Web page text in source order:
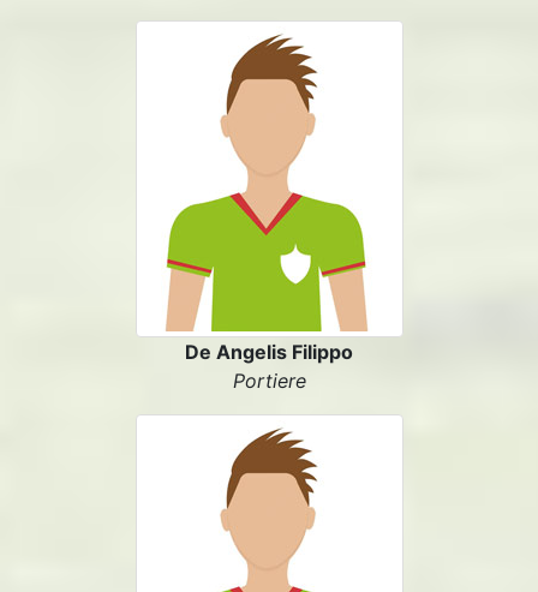
De Angelis Filippo
Portiere